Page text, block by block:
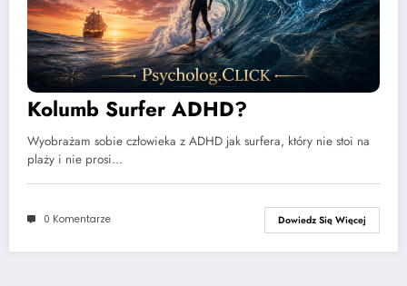
Kolumb Surfer ADHD?
Wyobrażam sobie człowieka z ADHD jak surfera, który nie stoi na
plaży i nie prosi…
0 Komentarze Dowiedz Się Więcej